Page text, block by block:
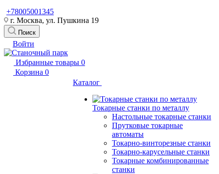
+78005001345
г. Москва, ул. Пушкина 19
Поиск
Войти
Избранные товары 0
Корзина 0
Каталог
Токарные станки по металлу
Настольные токарные станки
Прутковые токарные
автоматы
Токарно-винторезные станки
Токарно-карусельные станки
Токарные комбинированные
станки